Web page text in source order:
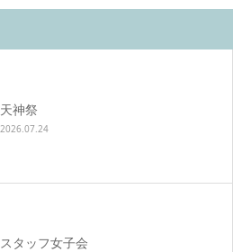
天神祭
2026.07.24
スタッフ女子会